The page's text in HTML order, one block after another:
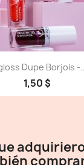
Dupe Borjois -
1,50 $